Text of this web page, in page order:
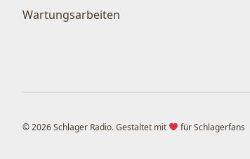
Wartungsarbeiten
© 2026 Schlager Radio. Gestaltet mit für Schlagerfans